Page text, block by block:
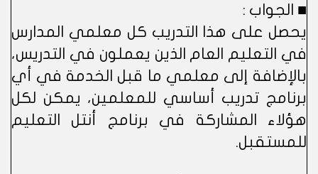
■ الجواب :
يحصل على هذا التدريب كل معلمي المدارس
في التعليم العام الذين يعملون في التدريس،
بالإضافة إلى معلمي ما قبل الخدمة في أي
برنامج تدريب أساسي للمعلمين، يمكن لكل
هؤلاء المشاركة في برنامج أنتل التعليم
للمستقبل.